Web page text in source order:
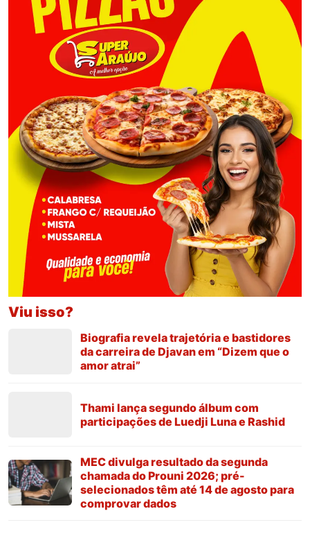
Viu isso?
Biografia revela trajetória e bastidores
da carreira de Djavan em “Dizem que o
amor atrai”
Thami lança segundo álbum com
participações de Luedji Luna e Rashid
MEC divulga resultado da segunda
chamada do Prouni 2026; pré-
selecionados têm até 14 de agosto para
comprovar dados